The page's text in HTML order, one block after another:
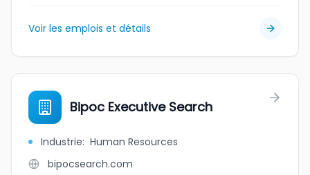
Voir les emplois et détails
Bipoc Executive Search
Industrie: Human Resources
bipocsearch.com